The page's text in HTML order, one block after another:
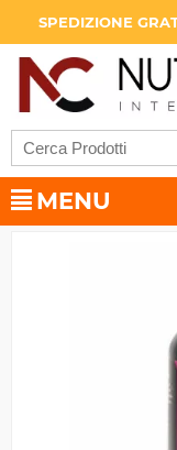
SPEDIZIONE
MENU